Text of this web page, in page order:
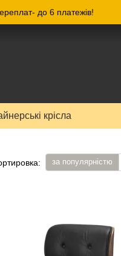
до 6 платежів!
крісла
за популярністю